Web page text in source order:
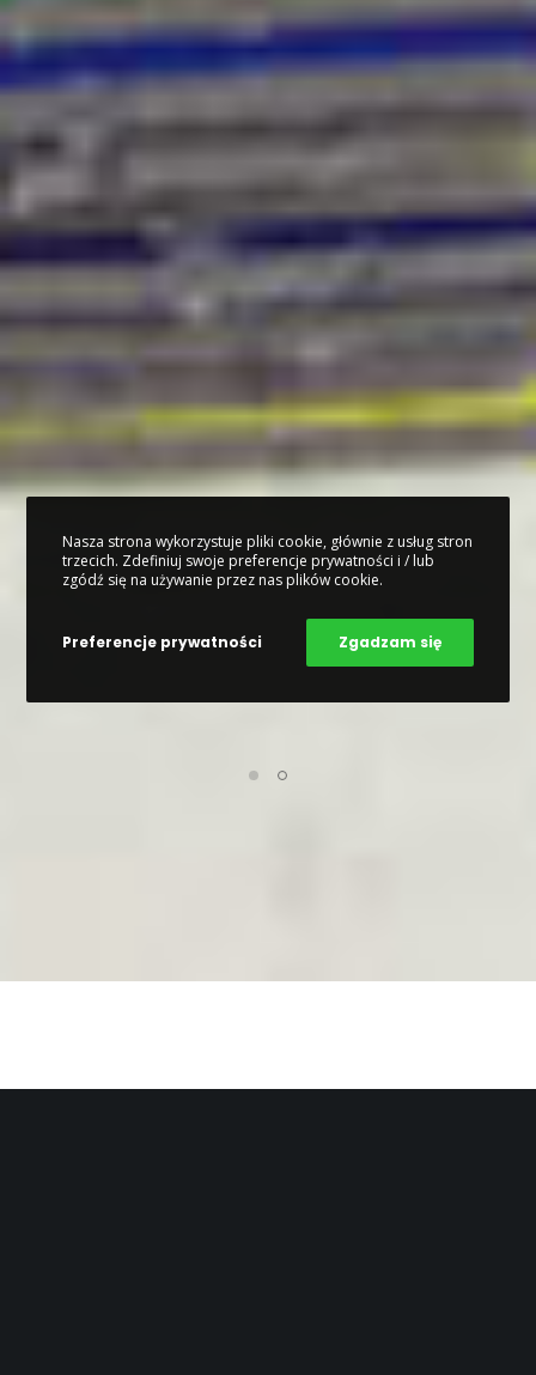
Nasza strona wykorzystuje pliki cookie, głównie z usług stron
trzecich. Zdefiniuj swoje preferencje prywatności i / lub
zgódź się na używanie przez nas plików cookie.
Preferencje prywatności Zgadzam się